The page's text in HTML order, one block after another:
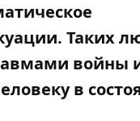
Таких
войны
в